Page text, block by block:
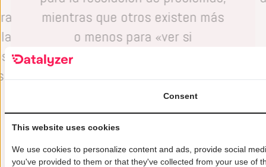
y
mientras que otros existen más
o menos para «ver si
Recientemente, hemos añadido
el módulo FMEA. Diría que
Datalyzer nos está ayudando
sobre todo al proporcionarnos
una visión de cómo podrían
Consent
This website uses cookies
We use cookies to personalize content and ads, provide social
you've provided to them or that they've collected from your use of